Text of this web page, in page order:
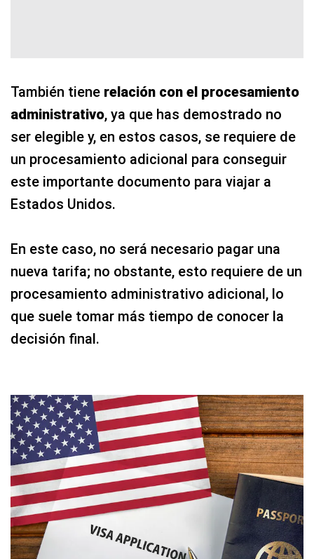
También tiene relación con el procesamiento
administrativo, ya que has demostrado no
ser elegible y, en estos casos, se requiere de
un procesamiento adicional para conseguir
este importante documento para viajar a
Estados Unidos.
En este caso, no será necesario pagar una
nueva tarifa; no obstante, esto requiere de un
procesamiento administrativo adicional, lo
que suele tomar más tiempo de conocer la
decisión final.